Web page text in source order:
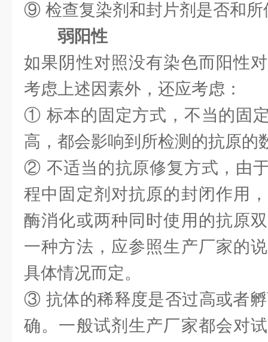
⑨ 检查复染剂和封片剂是否和所
弱阳性
如果阴性对照没有染色而阳性
考虑上述因素外，还应考虑：
① 标本的固定方式，不当的固
高，都会影响到所检测的抗原的
② 不适当的抗原修复方式，由
程中固定剂对抗原的封闭作用
酶消化或两种同时使用的抗原
一种方法，应参照生产厂家的
具体情况而定。
③ 抗体的稀释度是否过高或者
确。一般试剂生产厂家都会对